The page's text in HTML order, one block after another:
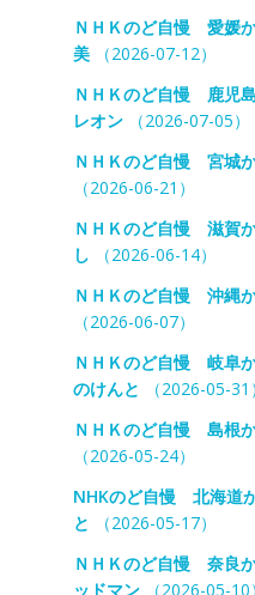
ＮＨＫのど自慢 愛媛
美（2026-07-12）
ＮＨＫのど自慢 鹿児
レオン（2026-07-05）
ＮＨＫのど自慢 宮城
（2026-06-21）
ＮＨＫのど自慢 滋賀
し （2026-06-14）
ＮＨＫのど自慢 沖縄
（2026-06-07）
ＮＨＫのど自慢 岐阜
のけんと
（2026-05-31）
ＮＨＫのど自慢 島根
（2026-05-24）
NHKのど自慢 北海道
と
（2026-05-17）
ＮＨＫのど自慢 奈良
ッドマン（2026-05-10）